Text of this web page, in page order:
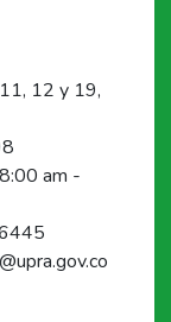
12 y 19,
am -